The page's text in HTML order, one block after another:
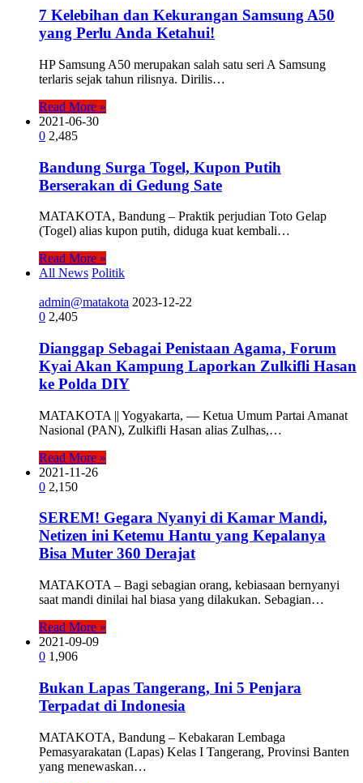
7 Kelebihan dan Kekurangan Samsung A50
yang Perlu Anda Ketahui!
HP Samsung A50 merupakan salah satu seri A Samsung
terlaris sejak tahun rilisnya. Dirilis…
Read More »
2021-06-30
0 2,485
Bandung Surga Togel, Kupon Putih
Berserakan di Gedung Sate
MATAKOTA, Bandung – Praktik perjudian Toto Gelap
(Togel) alias kupon putih, diduga kuat kembali…
Read More »
All News Politik
admin@matakota 2023-12-22
0 2,405
Dianggap Sebagai Penistaan Agama, Forum
Kyai Akan Kampung Laporkan Zulkifli Hasan
ke Polda DIY
MATAKOTA || Yogyakarta, — Ketua Umum Partai Amanat
Nasional (PAN), Zulkifli Hasan alias Zulhas,…
Read More »
2021-11-26
0 2,150
SEREM! Gegara Nyanyi di Kamar Mandi,
Netizen ini Ketemu Hantu yang Kepalanya
Bisa Muter 360 Derajat
MATAKOTA – Bagi sebagian orang, kebiasaan bernyanyi
saat mandi dinilai hal biasa yang dilakukan. Sebagian…
Read More »
2021-09-09
0 1,906
Bukan Lapas Tangerang, Ini 5 Penjara
Terpadat di Indonesia
MATAKOTA, Bandung – Kebakaran Lembaga
Pemasyarakatan (Lapas) Kelas I Tangerang, Provinsi Banten
yang menewaskan…